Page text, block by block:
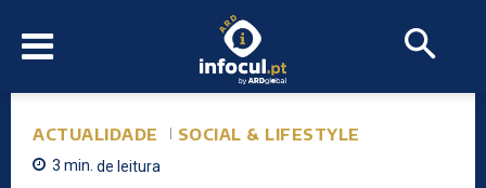
ACTUALIDADE SOCIAL & LIFESTYLE
3 min. de leitura